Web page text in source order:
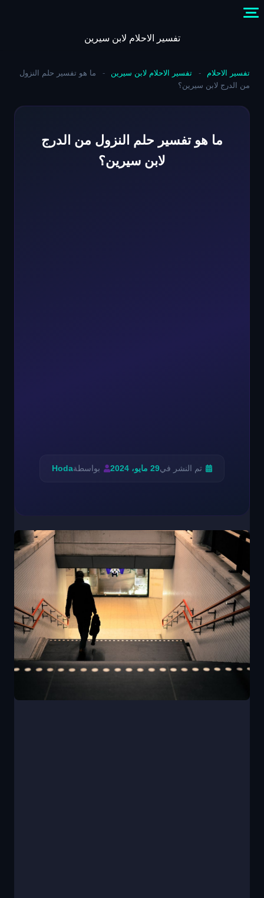
content
تفسير الاحلام لابن سيرين
تفسير الاحلام - تفسير الاحلام لابن سيرين -
ما هو تفسير حلم النزول
من الدرج لابن سيرين؟
ما هو تفسير حلم النزول من الدرج
لابن سيرين؟
تم النشر في29 مايو، 2024 بواسطةHoda